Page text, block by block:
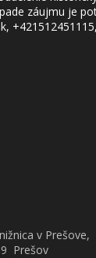
záujmu je
v Prešove,
Prešov